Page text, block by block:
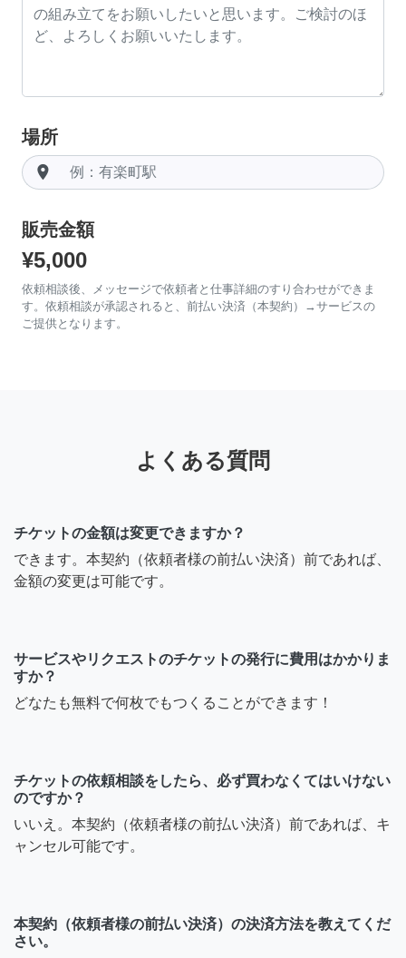
場所
room
販売金額
¥5,000
依頼相談後、メッセージで依頼者と仕事詳細のすり合わせができま
す。依頼相談が承認されると、前払い決済（本契約）→サービスの
ご提供となります。
よくある質問
チケットの金額は変更できますか？
できます。本契約（依頼者様の前払い決済）前であれば、
金額の変更は可能です。
サービスやリクエストのチケットの発行に費用はかかりま
すか？
どなたも無料で何枚でもつくることができます！
チケットの依頼相談をしたら、必ず買わなくてはいけない
のですか？
いいえ。本契約（依頼者様の前払い決済）前であれば、キ
ャンセル可能です。
本契約（依頼者様の前払い決済）の決済方法を教えてくだ
さい。